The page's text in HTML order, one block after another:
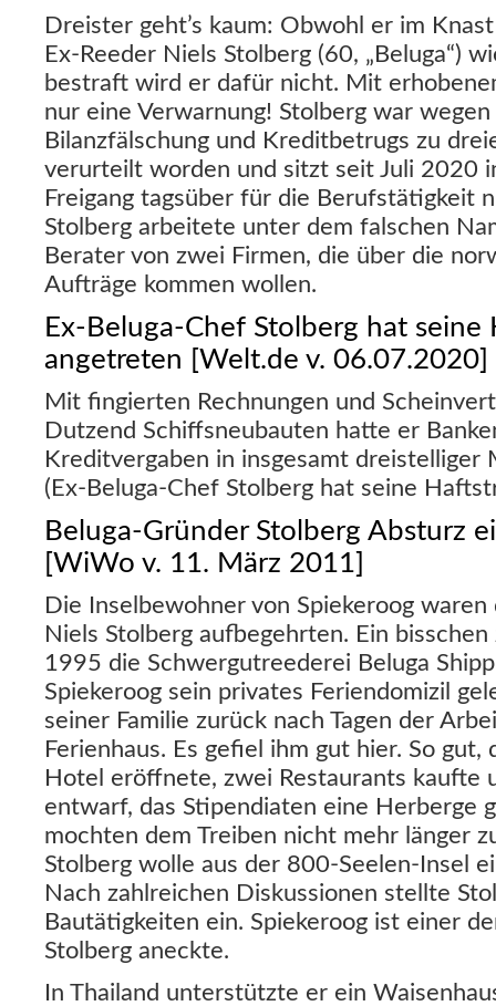
Dreister geht’s kaum: Obwohl er im
Ex-Reeder Niels Stolberg (60, „Beluga“)
bestraft wird er dafür nicht. Mit
nur eine Verwarnung! Stolberg war
Bilanzfälschung und Kreditbetrugs zu
verurteilt worden und sitzt seit Juli 2020
Freigang tagsüber für die Berufstätigkeit
Stolberg arbeitete unter dem falschen
Berater von zwei Firmen, die über die
Aufträge kommen wollen.
Ex-Beluga-Chef Stolberg hat seine
angetreten [Welt.de v. 06.07.2020]
Mit fingierten Rechnungen und
Dutzend Schiffsneubauten hatte er
Kreditvergaben in insgesamt dreistelliger
(Ex-Beluga-Chef Stolberg hat seine
Beluga-Gründer Stolberg Absturz
[WiWo v. 11. März 2011]
Die Inselbewohner von Spiekeroog
Niels Stolberg aufbegehrten. Ein
1995 die Schwergutreederei Beluga
Spiekeroog sein privates Feriendomizil
seiner Familie zurück nach Tagen der
Ferienhaus. Es gefiel ihm gut hier. So
Hotel eröffnete, zwei Restaurants kaufte
entwarf, das Stipendiaten eine Herberge
mochten dem Treiben nicht mehr länger
Stolberg wolle aus der 800-Seelen-Insel
Nach zahlreichen Diskussionen stellte
Bautätigkeiten ein. Spiekeroog ist einer
Stolberg aneckte.
In Thailand unterstützte er ein